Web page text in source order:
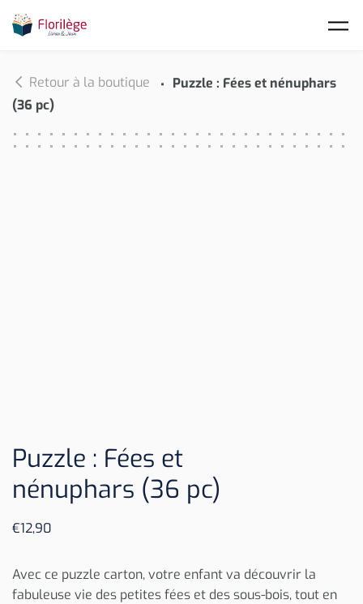
Retour à la boutique
Puzzle : Fées et nénuphars
(36 pc)
Puzzle : Fées et
nénuphars (36 pc)
€12,90
Avec ce puzzle carton, votre enfant va découvrir la
fabuleuse vie des petites fées et des sous-bois, tout en